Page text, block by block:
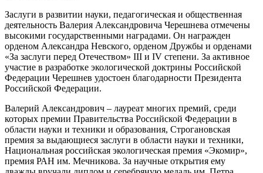
Заслуги в развитии науки, педагогическая и общественная
деятельность Валерия Александровича Черешнева отмечены
высокими государственными наградами. Он награжден
орденом Александра Невского, орденом Дружбы и орденами
«За заслуги перед Отечеством» III и IV степени. За активное
участие в разработке экологической доктрины Российской
Федерации Черешнев удостоен благодарности Президента
Российской Федерации.
Валерий Александрович – лауреат многих премий, среди
которых премии Правительства Российской Федерации в
области науки и техники и образования, Строгановская
премия за выдающиеся заслуги в области науки и техники,
Национальная российская экологическая премия «Экомир»,
премия РАН им. Мечникова. За научные открытия ему